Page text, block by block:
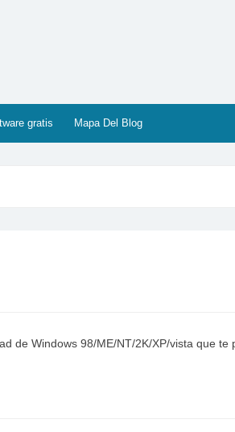
gratis Mapa Del Blog
de Windows 98/ME/NT/2K/XP/vista que te